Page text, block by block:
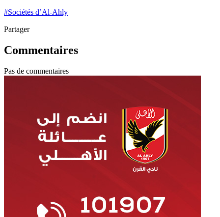
#Sociétés d’Al-Ahly
Partager
Commentaires
Pas de commentaires